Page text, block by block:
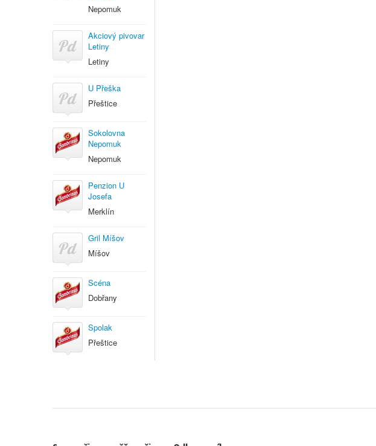
Nepomuk
Akciový pivovar
Letiny
Letiny
U Přeška
Přeštice
Sokolovna
Nepomuk
Nepomuk
Penzion U
Josefa
Merklín
Gril Míšov
Míšov
Scéna
Dobřany
Spolak
Přeštice